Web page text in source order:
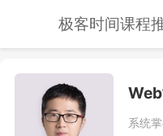
极客时间课程
系统